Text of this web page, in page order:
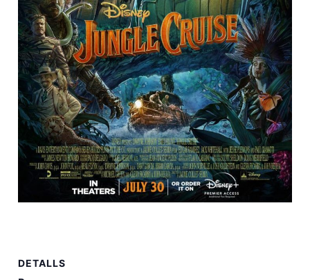
DETALLS